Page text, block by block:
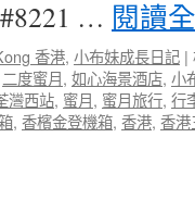
… 閱讀
香港, 小布妹成長日記 |
二度蜜月, 如心海景酒店, 小
灣西站, 蜜月, 蜜月旅行, 行
, 香檳金登機箱, 香港, 香港